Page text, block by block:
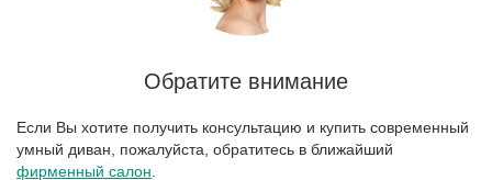
Обратите внимание
Если Вы хотите получить консультацию и купить современный
умный диван, пожалуйста, обратитесь в ближайший
фирменный салон